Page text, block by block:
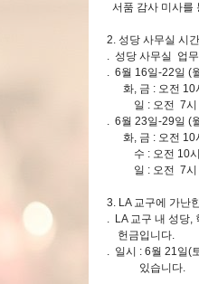
서품 감사 미사를
2. 성당 사무실 시
. 성당 사무실 업
. 6월 16일-22일 (
화, 금 : 오전 10
일 : 오전 7시 -
. 6월 23일-29일 (
화, 금 : 오전 10
수 : 오전 10시
일 : 오전 7시 -
3. LA 교구에 가난
. LA 교구 내 성당,
헌금입니다.
. 일시 : 6월 21일(
있습니다.